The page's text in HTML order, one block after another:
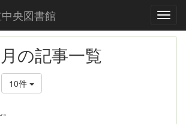
央図書館
の記事一覧
10件